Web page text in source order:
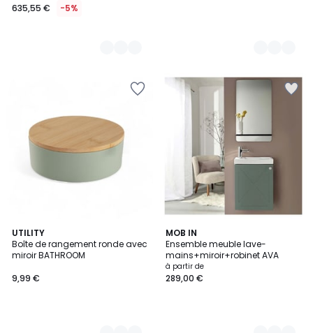
635,55 € -5%
UTILITY
Boîte de rangement ronde avec
miroir BATHROOM
9,99 €
4
Couleurs
MOB IN
Ensemble meuble lave-
mains+miroir+robinet AVA
à partir de
289,00 €
2
Couleurs